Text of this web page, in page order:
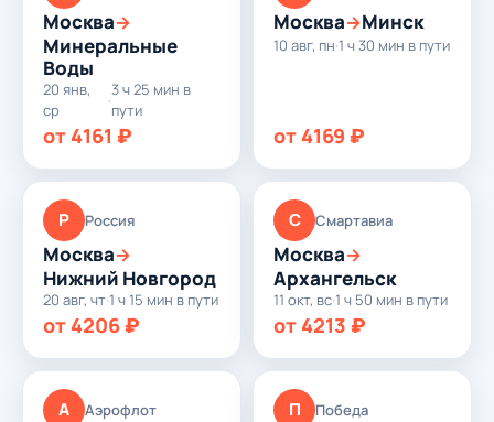
Москва→
Минеральные
Воды
20 янв,
ср
·
3 ч 25 мин в
пути
от 4161 ₽
Москва→Минск
10 авг, пн·1 ч 30 мин в пути
от 4169 ₽
Р Россия
Москва→
Нижний Новгород
20 авг, чт·1 ч 15 мин в пути
от 4206 ₽
С Смартавиа
Москва→
Архангельск
11 окт, вс·1 ч 50 мин в пути
от 4213 ₽
А Аэрофлот П Победа